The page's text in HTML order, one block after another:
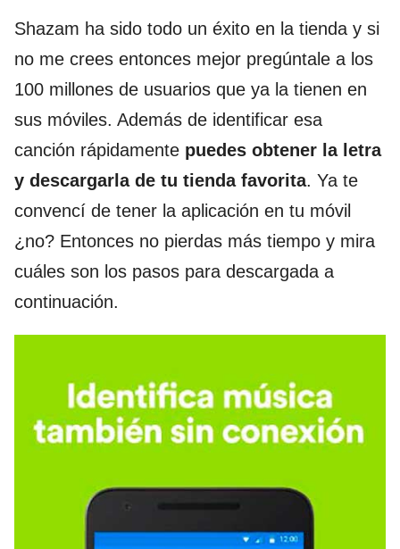
Shazam ha sido todo un éxito en la tienda y si
no me crees entonces mejor pregúntale a los
100 millones de usuarios que ya la tienen en
sus móviles. Además de identificar esa
canción rápidamente puedes obtener la letra
y descargarla de tu tienda favorita. Ya te
convencí de tener la aplicación en tu móvil
¿no? Entonces no pierdas más tiempo y mira
cuáles son los pasos para descargada a
continuación.